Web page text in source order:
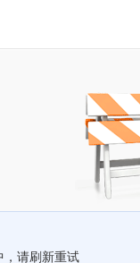
，请刷新重试